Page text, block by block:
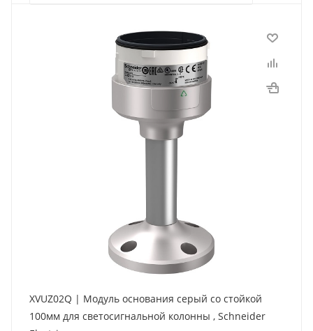
XVUZ02Q | Модуль основания серый со стойкой
100мм для светосигнальной колонны , Schneider